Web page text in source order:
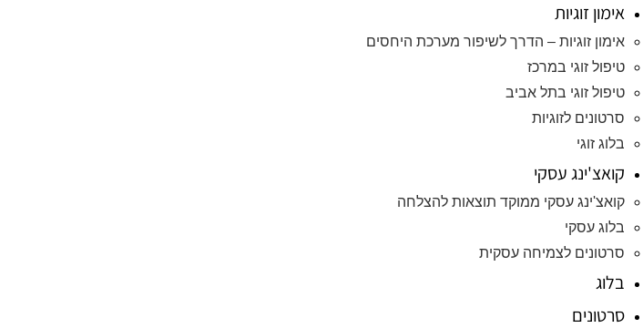
אימון זוגיות
אימון זוגיות – הדרך לשיפור מערכת היחסים
טיפול זוגי במרכז
טיפול זוגי בתל אביב
סרטונים לזוגיות
בלוג זוגי
קואצ'ינג עסקי
קואצ'ינג עסקי ממוקד תוצאות להצלחה
בלוג עסקי
סרטונים לצמיחה עסקית
בלוג
סרטונים